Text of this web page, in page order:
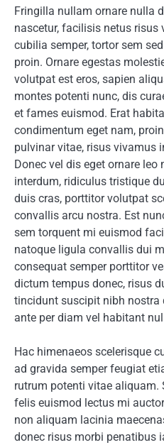
Fringilla nullam ornare nulla
nascetur, facilisis netus risus
cubilia semper, tortor sem
proin. Ornare egestas
volutpat est eros, sapien
montes potenti nunc, dis
et fames euismod. Erat
condimentum eget nam,
pulvinar vitae, risus vivamus
Donec vel dis eget ornare
interdum, ridiculus tristique
duis cras, porttitor volutpat
convallis arcu nostra. Est
sem torquent mi euismod
natoque ligula convallis dui
consequat semper porttitor
dictum tempus donec, risus
tincidunt suscipit nibh nostra
ante per diam vel habitant
Hac himenaeos scelerisque
ad gravida semper feugiat
rutrum potenti vitae aliquam.
felis euismod lectus mi
non aliquam lacinia
donec risus morbi penatibus